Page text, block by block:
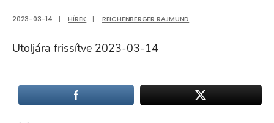
2023-03-14 | HÍREK | REICHENBERGER RAJMUND
Utoljára frissítve 2023-03-14